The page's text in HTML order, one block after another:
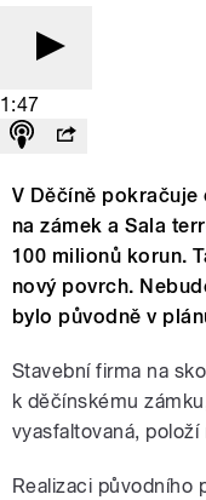
1:47
V Děčíně
na zámek a Sala
100 milionů korun.
nový povrch.
bylo původně v
Stavební firma na
k děčínskému
vyasfaltovaná,
Realizaci původního